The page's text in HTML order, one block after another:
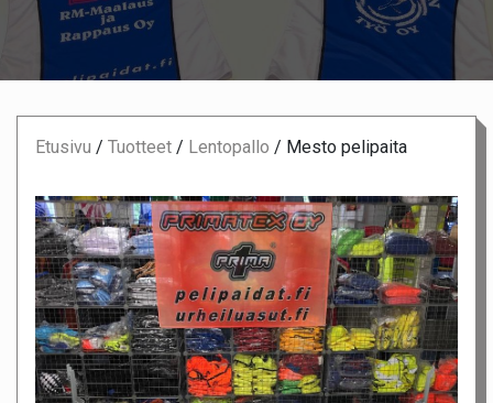
Etusivu / Tuotteet / Lentopallo / Mesto pelipaita